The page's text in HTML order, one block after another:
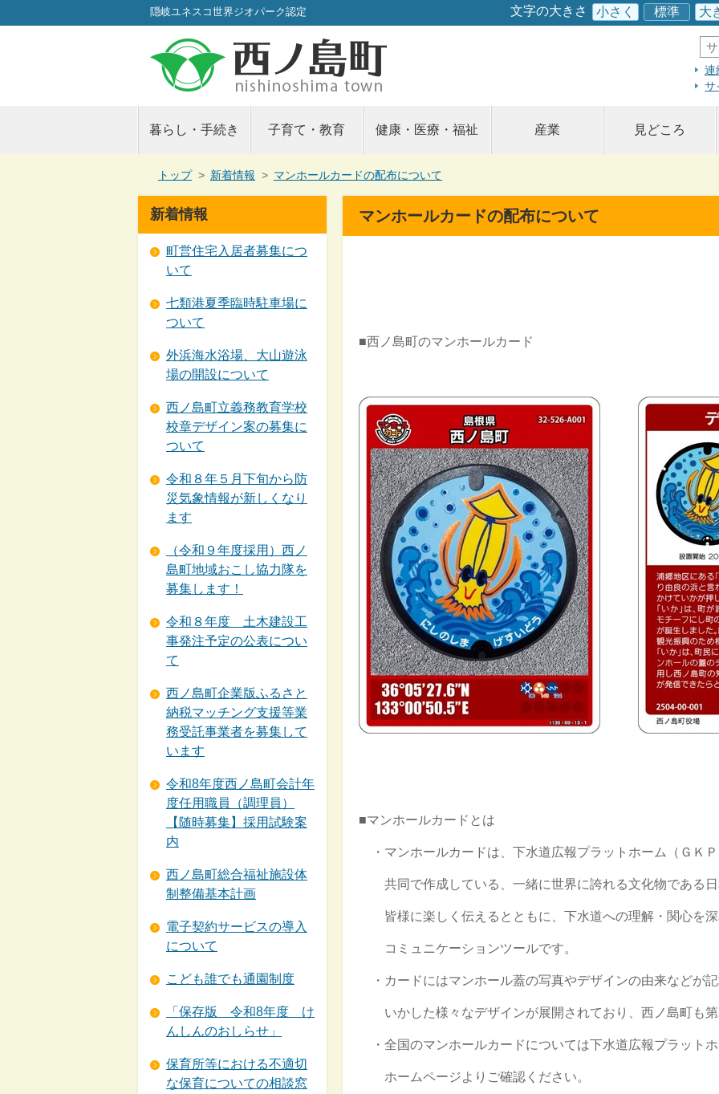
このページの本文へ
隠岐ユネスコ世界ジオパーク認定 文字の大きさ 小さく 標準 大
サ
イ
ト
内
検
連
サ
暮らし・手続き 子育て・教育 健康・医療・福祉 産業 見どころ
現
の
位
置：
トップ > 新着情報 > マンホールカードの配布について
マンホールカードの配布について
■西ノ島町のマンホールカード
■マンホールカードとは
・マンホールカードは、下水道広報プラットホーム（ＧＫ
共同で作成している、一緒に世界に誇れる文化物である日
皆様に楽しく伝えるとともに、下水道への理解・関心を深
コミュニケーションツールです。
・カードにはマンホール蓋の写真やデザインの由来などが
いかした様々なデザインが展開されており、西ノ島町も第
・全国のマンホールカードについては下水道広報プラット
ホームページよりご確認ください。
新着情報
町営住宅入居者募集につ
いて
七類港夏季臨時駐車場に
ついて
外浜海水浴場、大山遊泳
場の開設について
西ノ島町立義務教育学校
校章デザイン案の募集に
ついて
令和８年５月下旬から防
災気象情報が新しくなり
ます
（令和９年度採用）西ノ
島町地域おこし協力隊を
募集します！
令和８年度 土木建設工
事発注予定の公表につい
て
西ノ島町企業版ふるさと
納税マッチング支援等業
務受託事業者を募集して
います
令和8年度西ノ島町会計年
度任用職員（調理員）
【随時募集】採用試験案
内
西ノ島町総合福祉施設体
制整備基本計画
電子契約サービスの導入
について
こども誰でも通園制度
「保存版 令和8年度 け
んしんのおしらせ」
保育所等における不適切
な保育についての相談窓